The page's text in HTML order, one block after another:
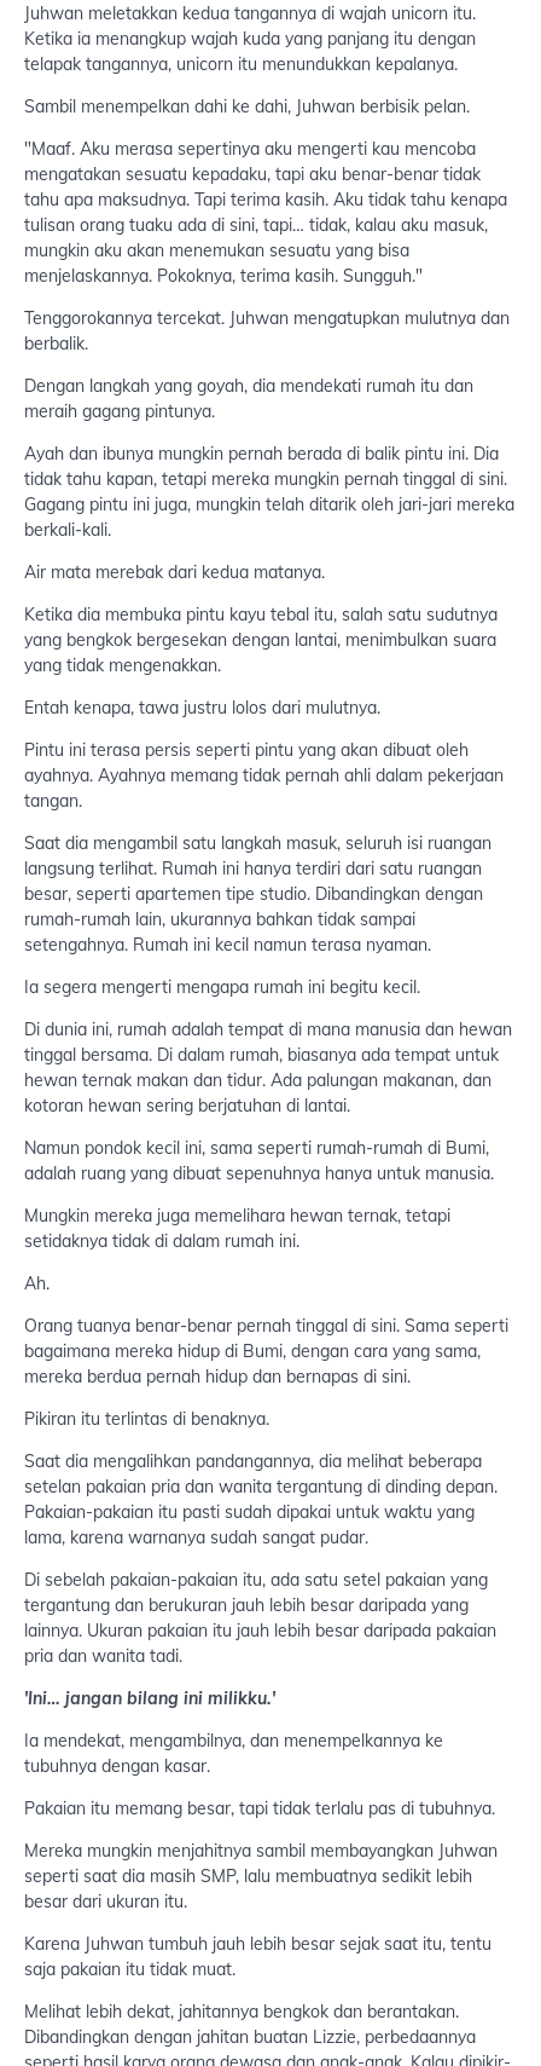
Juhwan meletakkan kedua tangannya di wajah unicorn itu.
Ketika ia menangkup wajah kuda yang panjang itu dengan
telapak tangannya, unicorn itu menundukkan kepalanya.
Sambil menempelkan dahi ke dahi, Juhwan berbisik pelan.
"Maaf. Aku merasa sepertinya aku mengerti kau mencoba
mengatakan sesuatu kepadaku, tapi aku benar-benar tidak
tahu apa maksudnya. Tapi terima kasih. Aku tidak tahu kenapa
tulisan orang tuaku ada di sini, tapi… tidak, kalau aku masuk,
mungkin aku akan menemukan sesuatu yang bisa
menjelaskannya. Pokoknya, terima kasih. Sungguh."
Tenggorokannya tercekat. Juhwan mengatupkan mulutnya dan
berbalik.
Dengan langkah yang goyah, dia mendekati rumah itu dan
meraih gagang pintunya.
Ayah dan ibunya mungkin pernah berada di balik pintu ini. Dia
tidak tahu kapan, tetapi mereka mungkin pernah tinggal di sini.
Gagang pintu ini juga, mungkin telah ditarik oleh jari-jari mereka
berkali-kali.
Air mata merebak dari kedua matanya.
Ketika dia membuka pintu kayu tebal itu, salah satu sudutnya
yang bengkok bergesekan dengan lantai, menimbulkan suara
yang tidak mengenakkan.
Entah kenapa, tawa justru lolos dari mulutnya.
Pintu ini terasa persis seperti pintu yang akan dibuat oleh
ayahnya. Ayahnya memang tidak pernah ahli dalam pekerjaan
tangan.
Saat dia mengambil satu langkah masuk, seluruh isi ruangan
langsung terlihat. Rumah ini hanya terdiri dari satu ruangan
besar, seperti apartemen tipe studio. Dibandingkan dengan
rumah-rumah lain, ukurannya bahkan tidak sampai
setengahnya. Rumah ini kecil namun terasa nyaman.
Ia segera mengerti mengapa rumah ini begitu kecil.
Di dunia ini, rumah adalah tempat di mana manusia dan hewan
tinggal bersama. Di dalam rumah, biasanya ada tempat untuk
hewan ternak makan dan tidur. Ada palungan makanan, dan
kotoran hewan sering berjatuhan di lantai.
Namun pondok kecil ini, sama seperti rumah-rumah di Bumi,
adalah ruang yang dibuat sepenuhnya hanya untuk manusia.
Mungkin mereka juga memelihara hewan ternak, tetapi
setidaknya tidak di dalam rumah ini.
Ah.
Orang tuanya benar-benar pernah tinggal di sini. Sama seperti
bagaimana mereka hidup di Bumi, dengan cara yang sama,
mereka berdua pernah hidup dan bernapas di sini.
Pikiran itu terlintas di benaknya.
Saat dia mengalihkan pandangannya, dia melihat beberapa
setelan pakaian pria dan wanita tergantung di dinding depan.
Pakaian-pakaian itu pasti sudah dipakai untuk waktu yang
lama, karena warnanya sudah sangat pudar.
Di sebelah pakaian-pakaian itu, ada satu setel pakaian yang
tergantung dan berukuran jauh lebih besar daripada yang
lainnya. Ukuran pakaian itu jauh lebih besar daripada pakaian
pria dan wanita tadi.
'Ini… jangan bilang ini milikku.'
Ia mendekat, mengambilnya, dan menempelkannya ke
tubuhnya dengan kasar.
Pakaian itu memang besar, tapi tidak terlalu pas di tubuhnya.
Mereka mungkin menjahitnya sambil membayangkan Juhwan
seperti saat dia masih SMP, lalu membuatnya sedikit lebih
besar dari ukuran itu.
Karena Juhwan tumbuh jauh lebih besar sejak saat itu, tentu
saja pakaian itu tidak muat.
Melihat lebih dekat, jahitannya bengkok dan berantakan.
Dibandingkan dengan jahitan buatan Lizzie, perbedaannya